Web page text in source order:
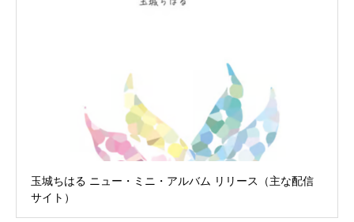
玉城ちはる ニュー・ミニ・アルバム リリース（主な配信
サイト）